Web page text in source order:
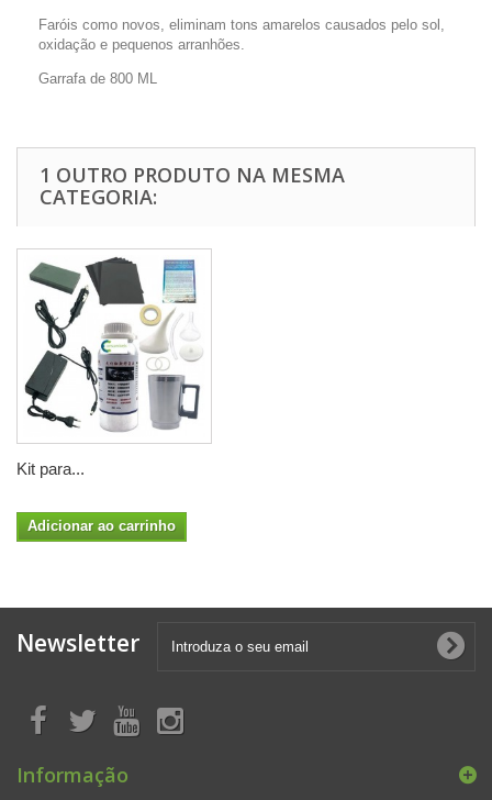
Faróis como novos, eliminam tons amarelos causados pelo sol,
oxidação e pequenos arranhões.
Garrafa de 800 ML
1 OUTRO PRODUTO NA MESMA
CATEGORIA:
Kit para...
Adicionar ao carrinho
Newsletter
Informação